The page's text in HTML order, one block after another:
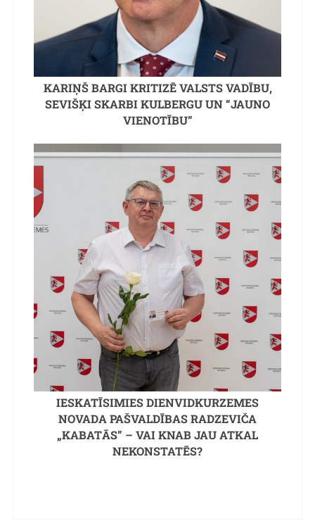
KARIŅŠ BARGI KRITIZĒ VALSTS VADĪBU,
SEVIŠĶI SKARBI KULBERGU UN “JAUNO
VIENOTĪBU”
IESKATĪSIMIES DIENVIDKURZEMES
NOVADA PAŠVALDĪBAS RADZEVIČA
„KABATĀS” – VAI KNAB JAU ATKAL
NEKONSTATĒS?